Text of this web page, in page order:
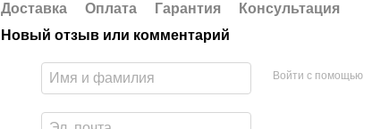
Доставка Оплата Гарантия
Консультация
Новый отзыв или комментарий
Войти с помощью